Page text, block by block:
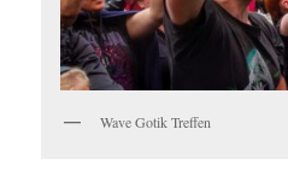
Wave Gotik Treffen